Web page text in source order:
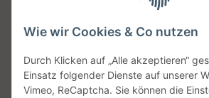
Unsere Versanddienstleister
Wie wir Cookies & Co nutzen
Durch Klicken auf „Alle akzeptieren“
Einsatz folgender Dienste auf unserer
Vimeo, ReCaptcha. Sie können die